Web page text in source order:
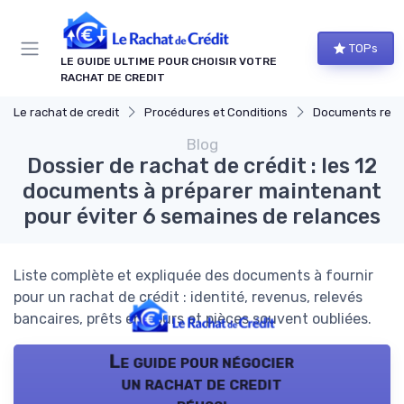
LE GUIDE ULTIME POUR CHOISIR VOTRE
RACHAT DE CREDIT
TOPs
Le rachat de credit Procédures et Conditions Documents requis
Blog
Dossier de rachat de crédit : les 12
documents à préparer maintenant
pour éviter 6 semaines de relances
Liste complète et expliquée des documents à fournir
pour un rachat de crédit : identité, revenus, relevés
bancaires, prêts en cours et pièces souvent oubliées.
Le guide pour négocier
un rachat de credit
Panneau de gestion des cookies